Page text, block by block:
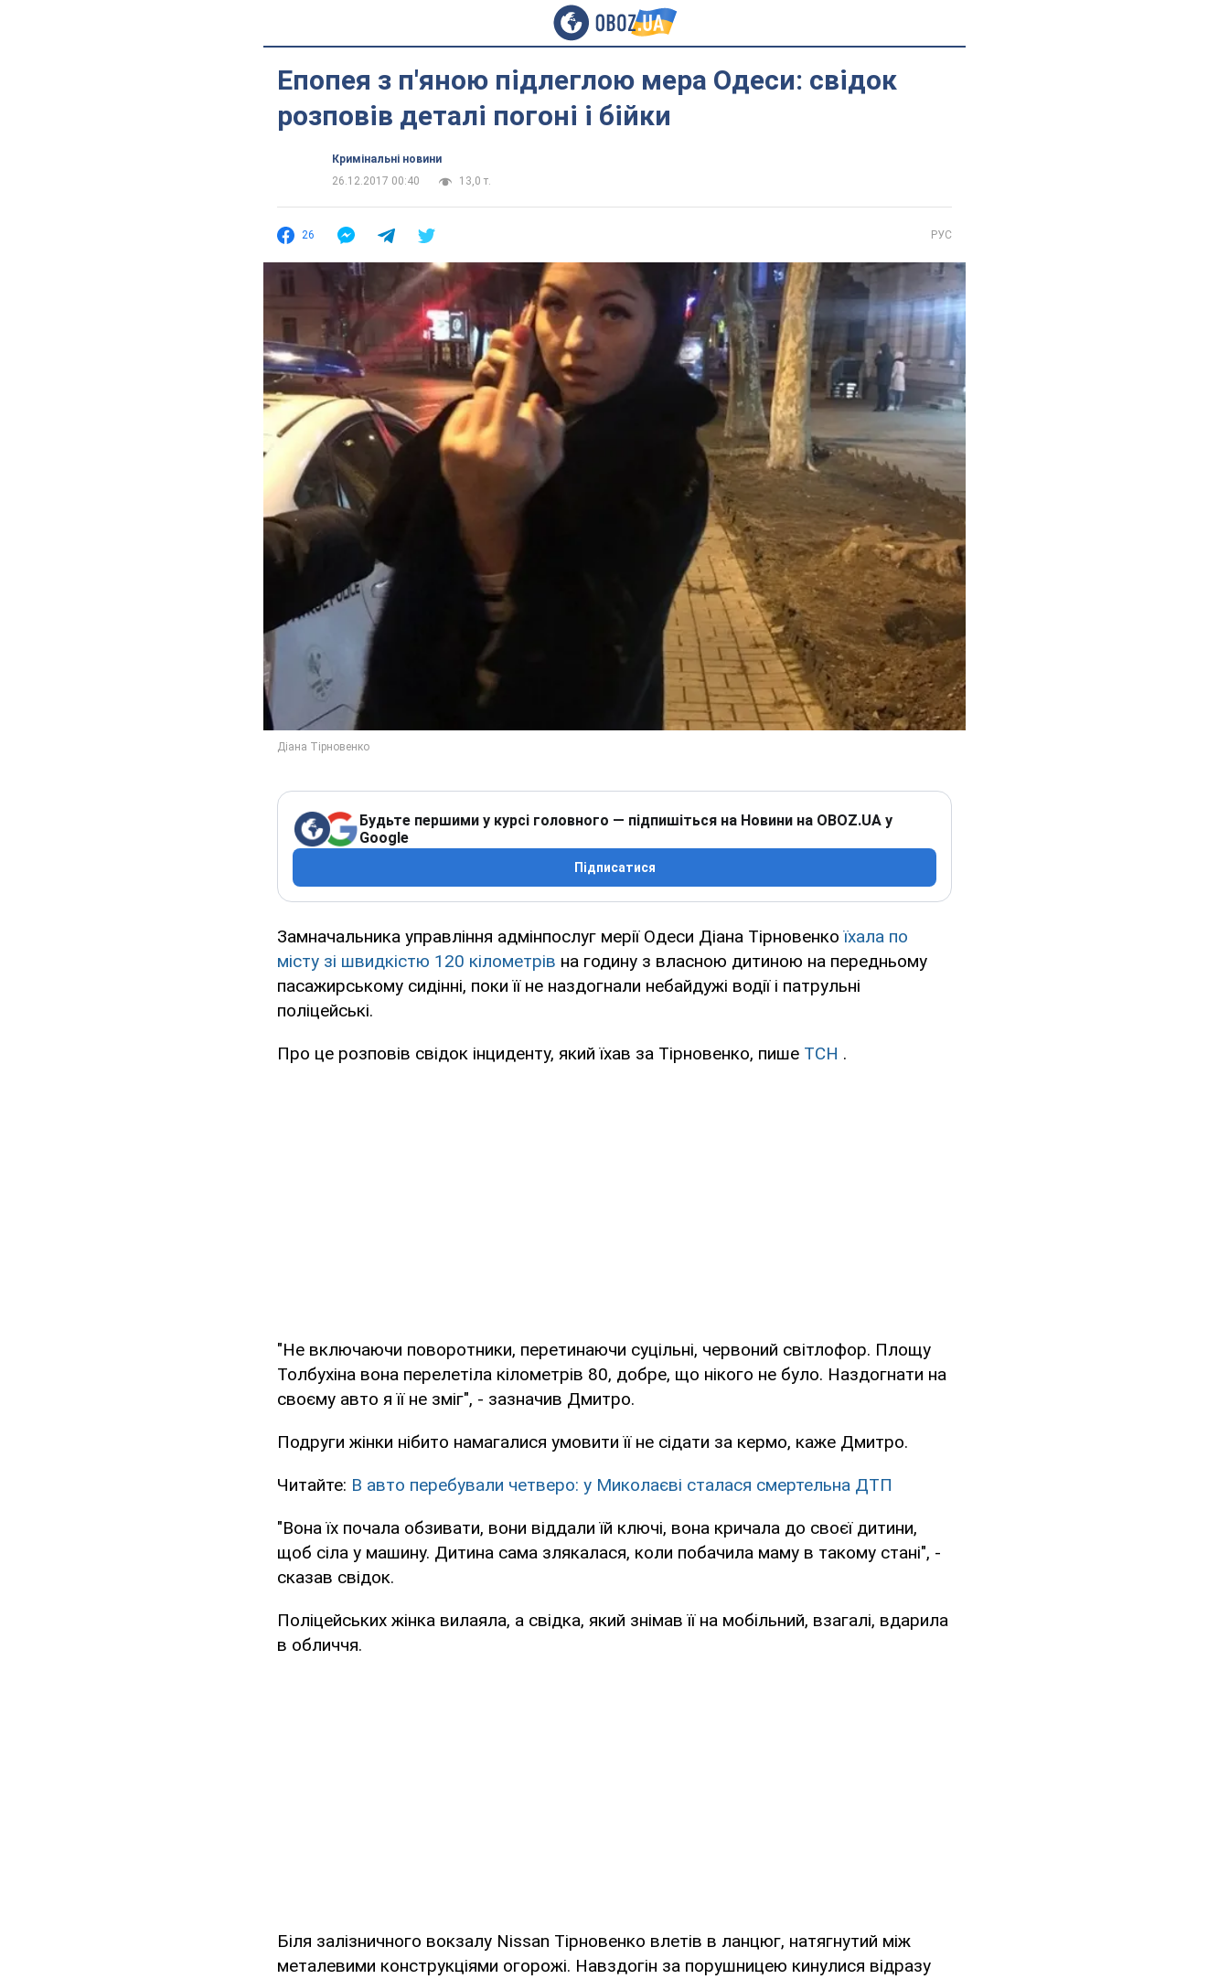
Епопея з п'яною підлеглою мера Одеси: свідок
розповів деталі погоні і бійки
Кримінальні новини
26.12.2017 00:40
13,0 т.
26 РУС
Будьте першими у курсі головного — підпишіться на Новини на OBOZ.UA у
Google
Підписатися
Замначальника управління адмінпослуг мерії Одеси Діана Тірновенкоїхала по
місту зі швидкістю 120 кілометрів на годину з власною дитиною на передньому
пасажирському сидінні, поки її не наздогнали небайдужі водії і патрульні
поліцейські.
Про це розповів свідок інциденту, який їхав за Тірновенко, пише ТСН .
"Не включаючи поворотники, перетинаючи суцільні, червоний світлофор. Площу
Толбухіна вона перелетіла кілометрів 80, добре, що нікого не було. Наздогнати на
своєму авто я її не зміг", - зазначив Дмитро.
Подруги жінки нібито намагалися умовити її не сідати за кермо, каже Дмитро.
Читайте: В авто перебували четверо: у Миколаєві сталася смертельна ДТП
"Вона їх почала обзивати, вони віддали їй ключі, вона кричала до своєї дитини,
щоб сіла у машину. Дитина сама злякалася, коли побачила маму в такому стані", -
сказав свідок.
Поліцейських жінка вилаяла, а свідка, який знімав її на мобільний, взагалі, вдарила
в обличчя.
Біля залізничного вокзалу Nissan Тірновенко влетів в ланцюг, натягнутий між
металевими конструкціями огорожі. Навздогін за порушницею кинулися відразу